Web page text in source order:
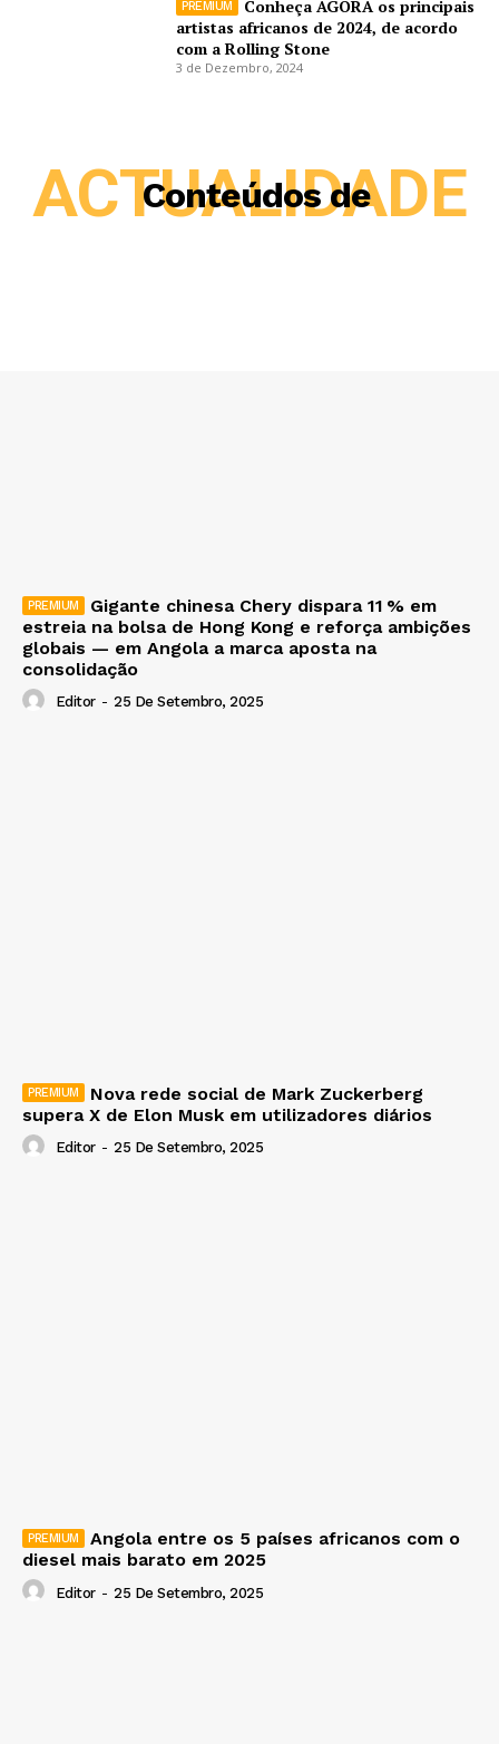
Conheça AGORA os principais
artistas africanos de 2024, de acordo
com a Rolling Stone
3 de Dezembro, 2024
Conteúdos de
ACTUALIDADE
Gigante chinesa Chery dispara 11 % em
estreia na bolsa de Hong Kong e reforça ambições
globais — em Angola a marca aposta na
consolidação
Editor - 25 De Setembro, 2025
Nova rede social de Mark Zuckerberg
supera X de Elon Musk em utilizadores diários
Editor - 25 De Setembro, 2025
Angola entre os 5 países africanos com o
diesel mais barato em 2025
Editor - 25 De Setembro, 2025